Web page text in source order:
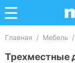
Главная / Мебель /
Трехместные